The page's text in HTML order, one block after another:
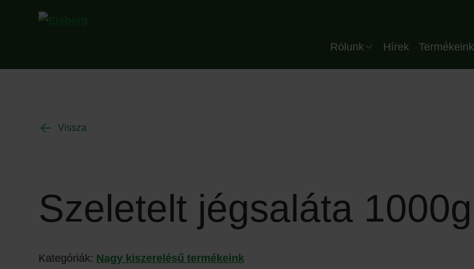
Header HU
Rólunk
Vállalat
Hírek Termékeink
Vissza
Szeletelt jégsaláta 1000g
Kategóriák: Nagy kiszerelésű termékeink